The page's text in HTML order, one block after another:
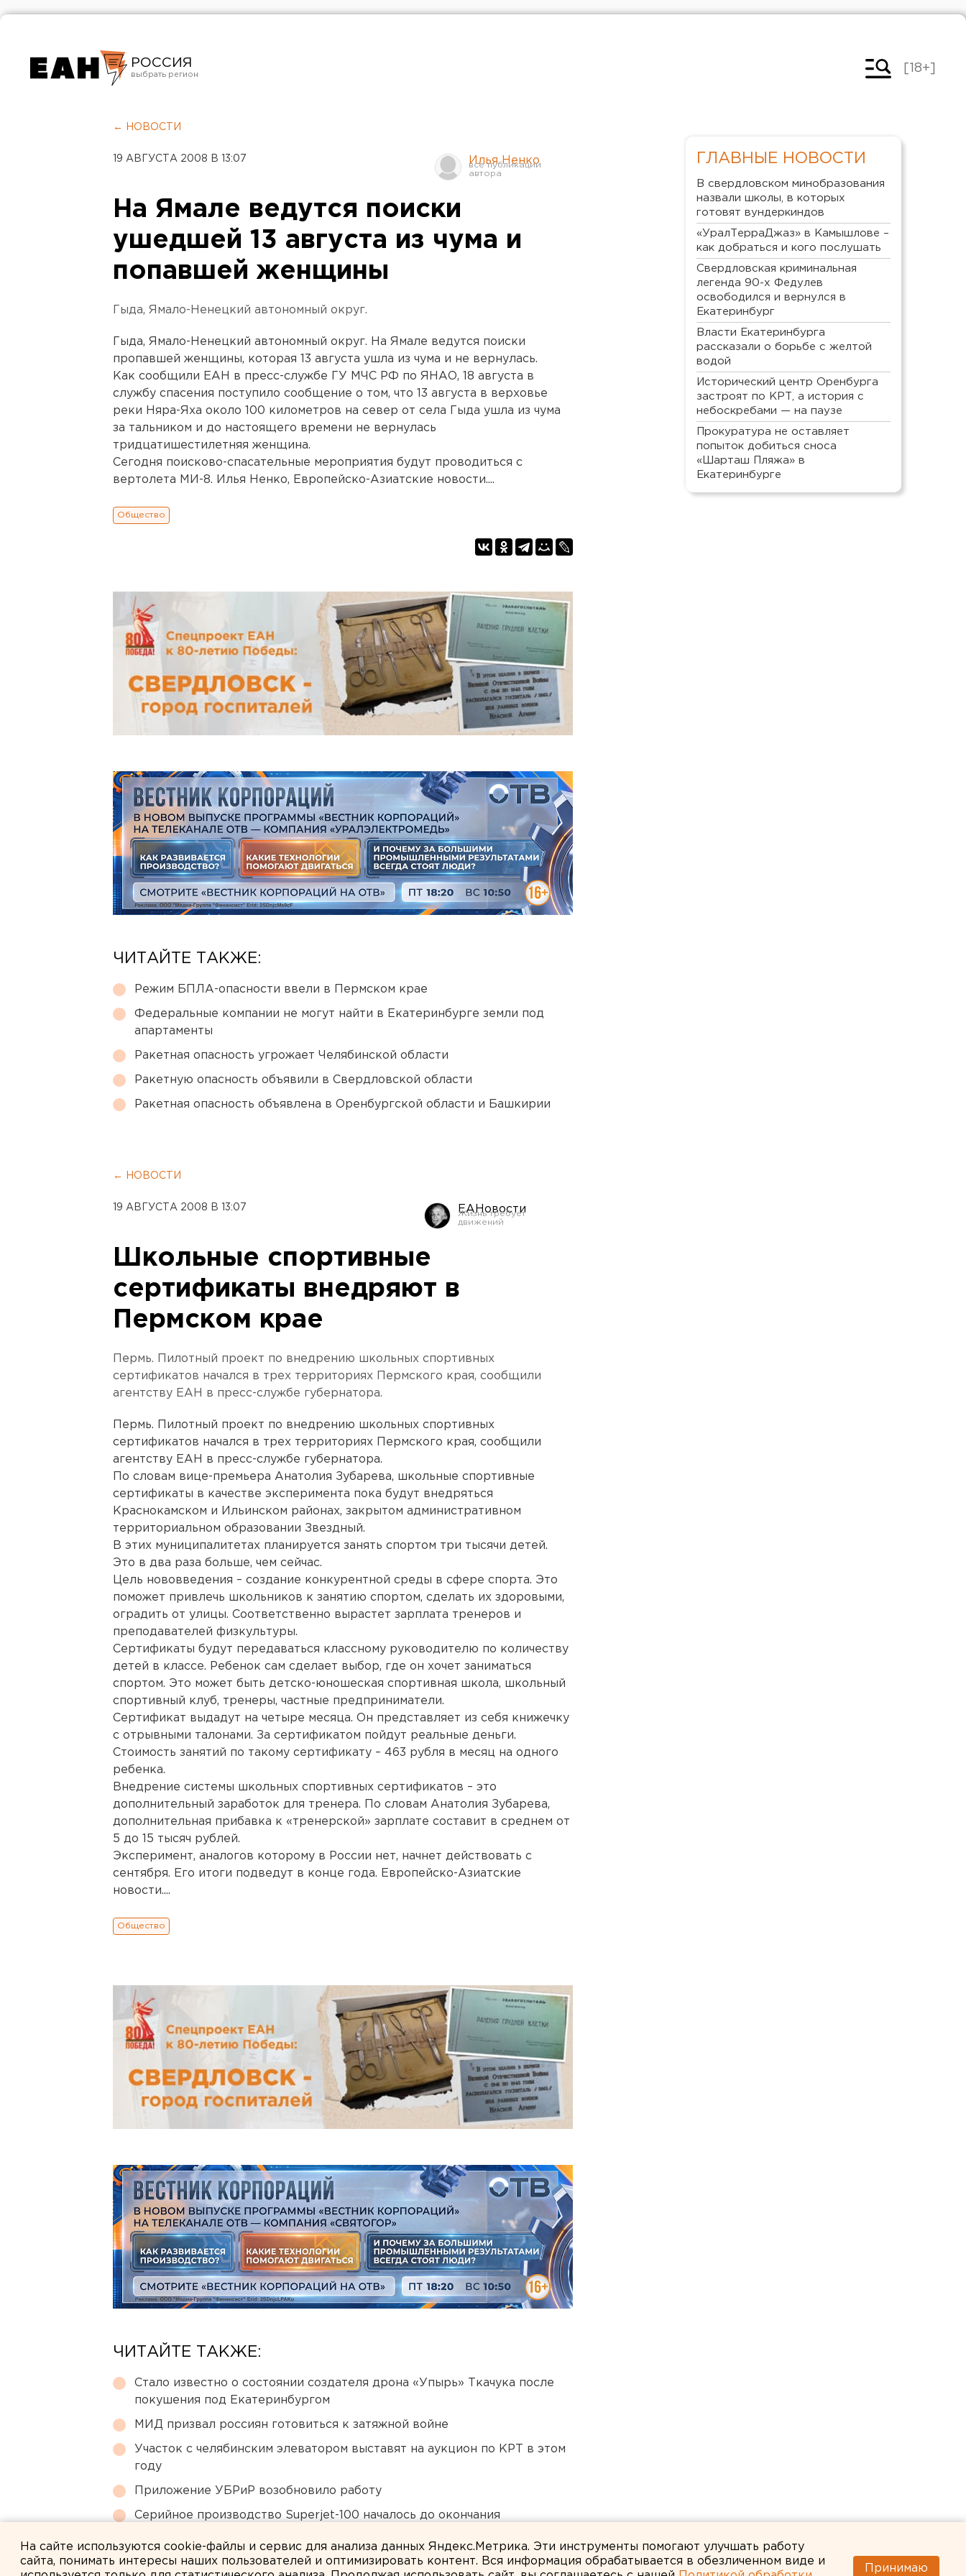
РОССИЯ
Челябинск
[18+]
← НОВОСТИ
19 АВГУСТА 2008 В 13:07 Илья Ненко
На Ямале ведутся поиски
ушедшей 13 августа из чума и
попавшей женщины
Гыда, Ямало-Ненецкий автономный округ.
Гыда, Ямало-Ненецкий автономный округ. На Ямале ведутся поиски
пропавшей женщины, которая 13 августа ушла из чума и не вернулась.
Как сообщили ЕАН в пресс-службе ГУ МЧС РФ по ЯНАО, 18 августа в
службу спасения поступило сообщение о том, что 13 августа в верховье
реки Няра-Яха около 100 километров на север от села Гыда ушла из чума
за тальником и до настоящего времени не вернулась
тридцатишестилетняя женщина.
Сегодня поисково-спасательные мероприятия будут проводиться с
вертолета МИ-8. Илья Ненко, Европейско-Азиатские новости....
Общество
ЧИТАЙТЕ ТАКЖЕ:
Режим БПЛА-опасности ввели в Пермском крае
Федеральные компании не могут найти в Екатеринбурге земли под
апартаменты
Ракетная опасность угрожает Челябинской области
Ракетную опасность объявили в Свердловской области
Ракетная опасность объявлена в Оренбургской области и Башкирии
← НОВОСТИ
19 АВГУСТА 2008 В 13:07 ЕАНовости
Школьные спортивные
сертификаты внедряют в
Пермском крае
Пермь. Пилотный проект по внедрению школьных спортивных
сертификатов начался в трех территориях Пермского края, сообщили
агентству ЕАН в пресс-службе губернатора.
Пермь. Пилотный проект по внедрению школьных спортивных
сертификатов начался в трех территориях Пермского края, сообщили
агентству ЕАН в пресс-службе губернатора.
По словам вице-премьера Анатолия Зубарева, школьные спортивные
сертификаты в качестве эксперимента пока будут внедряться
Краснокамском и Ильинском районах, закрытом административном
территориальном образовании Звездный.
В этих муниципалитетах планируется занять спортом три тысячи детей.
Это в два раза больше, чем сейчас.
Цель нововведения – создание конкурентной среды в сфере спорта. Это
поможет привлечь школьников к занятию спортом, сделать их здоровыми,
оградить от улицы. Соответственно вырастет зарплата тренеров и
преподавателей физкультуры.
Сертификаты будут передаваться классному руководителю по количеству
детей в классе. Ребенок сам сделает выбор, где он хочет заниматься
спортом. Это может быть детско-юношеская спортивная школа, школьный
спортивный клуб, тренеры, частные предприниматели.
Сертификат выдадут на четыре месяца. Он представляет из себя книжечку
с отрывными талонами. За сертификатом пойдут реальные деньги.
Стоимость занятий по такому сертификату – 463 рубля в месяц на одного
ребенка.
Внедрение системы школьных спортивных сертификатов – это
дополнительный заработок для тренера. По словам Анатолия Зубарева,
дополнительная прибавка к «тренерской» зарплате составит в среднем от
5 до 15 тысяч рублей.
Эксперимент, аналогов которому в России нет, начнет действовать с
сентября. Его итоги подведут в конце года. Европейско-Азиатские
новости....
Общество
ЧИТАЙТЕ ТАКЖЕ:
Стало известно о состоянии создателя дрона «Упырь» Ткачука после
покушения под Екатеринбургом
МИД призвал россиян готовиться к затяжной войне
Участок с челябинским элеватором выставят на аукцион по КРТ в этом
году
Приложение УБРиР возобновило работу
Серийное производство Superjet-100 началось до окончания
ГЛАВНЫЕ НОВОСТИ
В свердловском минобразования
назвали школы, в которых
готовят вундеркиндов
«УралТерраДжаз» в Камышлове –
как добраться и кого послушать
Свердловская криминальная
легенда 90-х Федулев
освободился и вернулся в
Екатеринбург
Власти Екатеринбурга
рассказали о борьбе с желтой
водой
Исторический центр Оренбурга
застроят по КРТ, а история с
небоскребами — на паузе
Прокуратура не оставляет
попыток добиться сноса
«Шарташ Пляжа» в
Екатеринбурге
На сайте используются cookie-файлы и сервис для анализа данных Яндекс.Метрика. Эти инструменты помогают улучшать работу
сайта, понимать интересы наших пользователей и оптимизировать контент. Вся информация обрабатывается в обезличенном виде и
Принимаю